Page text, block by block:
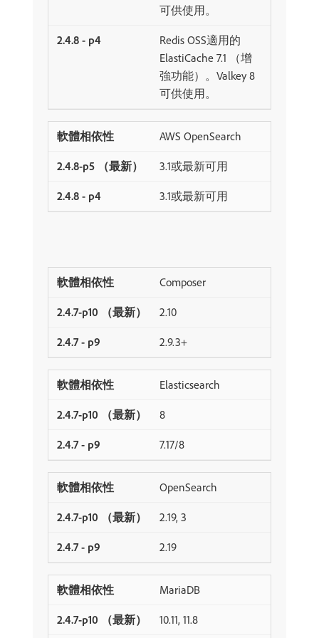
可供使用。
Redis OSS適用的
ElastiCache 7.1 （增
強功能）。Valkey 8
可供使用。
AWS OpenSearch
3.1或最新可用
3.1或最新可用
Composer
2.10
2.9.3+
Elasticsearch
8
7.17/8
OpenSearch
2.19, 3
2.19
MariaDB
10.11, 11.8